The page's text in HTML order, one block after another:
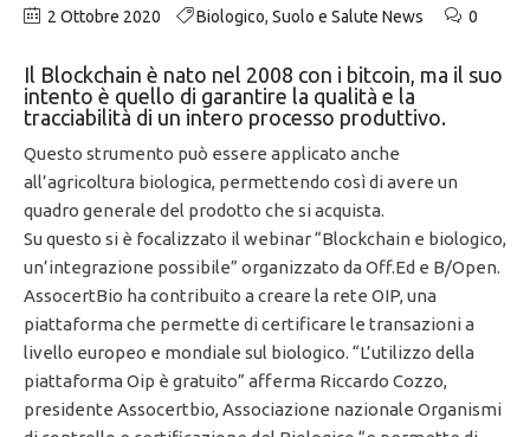
2 Ottobre 2020 Biologico, Suolo e Salute News 0
Il Blockchain è nato nel 2008 con i bitcoin, ma il suo
intento è quello di garantire la qualità e la
tracciabilità di un intero processo produttivo.
Questo strumento può essere applicato anche
all’agricoltura biologica, permettendo così di avere un
quadro generale del prodotto che si acquista.
Su questo si è focalizzato il webinar “Blockchain e biologico,
un’integrazione possibile” organizzato da Off.Ed e B/Open.
AssocertBio ha contribuito a creare la rete OIP, una
piattaforma che permette di certificare le transazioni a
livello europeo e mondiale sul biologico. “L’utilizzo della
piattaforma Oip è gratuito” afferma Riccardo Cozzo,
presidente Assocertbio, Associazione nazionale Organismi